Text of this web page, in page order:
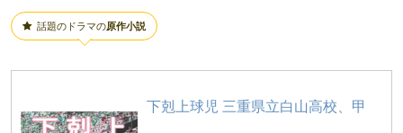
話題のドラマの原作小説
下剋上球児 三重県立白山高校、甲